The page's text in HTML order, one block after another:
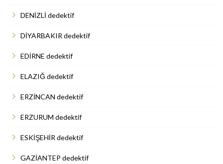
DENİZLİ dedektif
DİYARBAKIR dedektif
EDİRNE dedektif
ELAZIĞ dedektif
ERZİNCAN dedektif
ERZURUM dedektif
ESKİŞEHİR dedektif
GAZİANTEP dedektif